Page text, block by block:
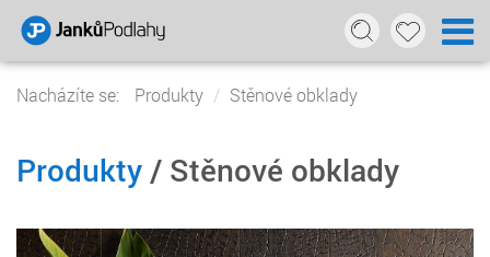
Nacházíte se: Produkty Stěnové obklady
Produkty / Stěnové obklady